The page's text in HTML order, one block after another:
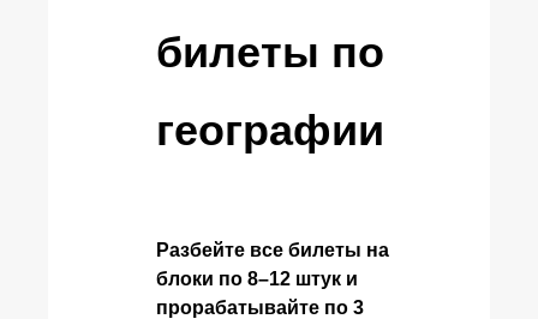
билеты по
географии
Разбейте все билеты на
блоки по 8–12 штук и
прорабатывайте по 3